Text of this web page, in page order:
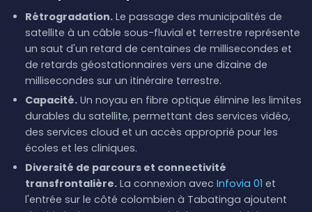
Rétrogradation.Le passage des municipalités de
satellite à un câble sous-fluvial et terrestre représente
un saut d'un retard de centaines de millisecondes et
de retards géostationnaires vers une dizaine de
millisecondes sur un itinéraire terrestre.
Capacité.Un noyau en fibre optique élimine les limites
durables du satellite, permettant des services vidéo,
des services cloud et un accès approprié pour les
écoles et les cliniques.
Diversité de parcours et connectivité
transfrontalière.La connexion avec Infovia 01 et
l'entrée sur le côté colombien à Tabatinga ajoutent